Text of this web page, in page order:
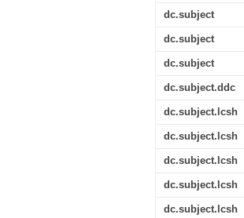
dc.subject
dc.subject
dc.subject
dc.subject.ddc
dc.subject.lcsh
dc.subject.lcsh
dc.subject.lcsh
dc.subject.lcsh
dc.subject.lcsh